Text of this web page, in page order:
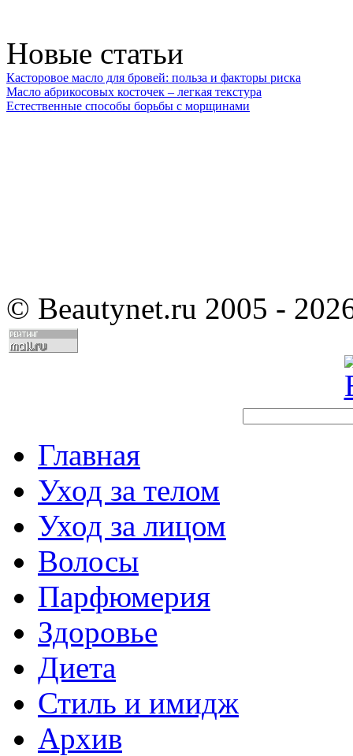
Новые статьи
Касторовое масло для бровей: польза и факторы риска
Масло абрикосовых косточек – легкая текстура
Естественные способы борьбы с морщинами
© Beautynet.ru 2005 -
Главная
Уход за телом
Уход за лицом
Волосы
Парфюмерия
Здоровье
Диета
Стиль и имидж
Архив